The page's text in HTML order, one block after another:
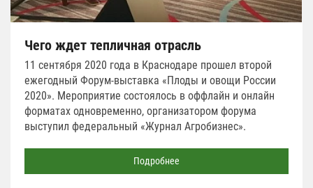
Чего ждет тепличная отрасль
11 сентября 2020 года в Краснодаре прошел второй
ежегодный Форум-выставка «Плоды и овощи России
2020». Мероприятие состоялось в оффлайн и онлайн
форматах одновременно, организатором форума
выступил федеральный «Журнал Агробизнес».
Подробнее